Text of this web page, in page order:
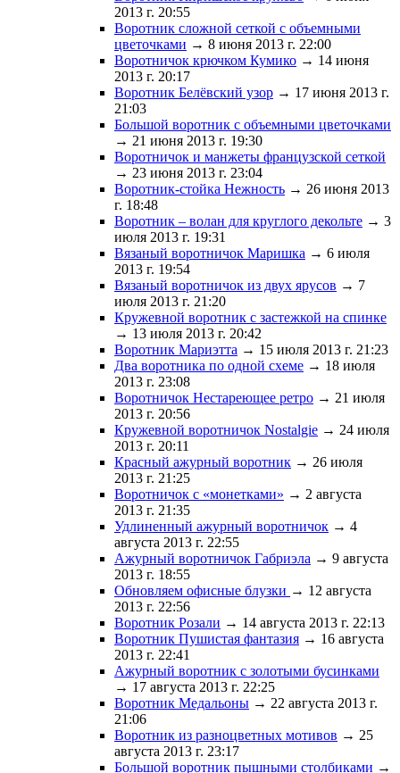
2013 г. 20:55
Воротник сложной сеткой с объемными
цветочками → 8 июня 2013 г. 22:00
Воротничок крючком Кумико → 14 июня
2013 г. 20:17
Воротник Белёвский узор → 17 июня 2013 г.
21:03
Большой воротник с объемными цветочками
→ 21 июня 2013 г. 19:30
Воротничок и манжеты французской сеткой
→ 23 июня 2013 г. 23:04
Воротник-стойка Нежность → 26 июня 2013
г. 18:48
Воротник – волан для круглого декольте → 3
июля 2013 г. 19:31
Вязаный воротничок Маришка → 6 июля
2013 г. 19:54
Вязаный воротничок из двух ярусов → 7
июля 2013 г. 21:20
Кружевной воротник с застежкой на спинке
→ 13 июля 2013 г. 20:42
Воротник Мариэтта → 15 июля 2013 г. 21:23
Два воротника по одной схеме → 18 июля
2013 г. 23:08
Воротничок Нестареющее ретро → 21 июля
2013 г. 20:56
Кружевной воротничок Nostalgie → 24 июля
2013 г. 20:11
Красный ажурный воротник → 26 июля
2013 г. 21:25
Воротничок с «монетками» → 2 августа
2013 г. 21:35
Удлиненный ажурный воротничок → 4
августа 2013 г. 22:55
Ажурный воротничок Габриэла → 9 августа
2013 г. 18:55
Обновляем офисные блузки → 12 августа
2013 г. 22:56
Воротник Розали → 14 августа 2013 г. 22:13
Воротник Пушистая фантазия → 16 августа
2013 г. 22:41
Ажурный воротник с золотыми бусинками
→ 17 августа 2013 г. 22:25
Воротник Медальоны → 22 августа 2013 г.
21:06
Воротник из разноцветных мотивов → 25
августа 2013 г. 23:17
Большой воротник пышными столбиками →